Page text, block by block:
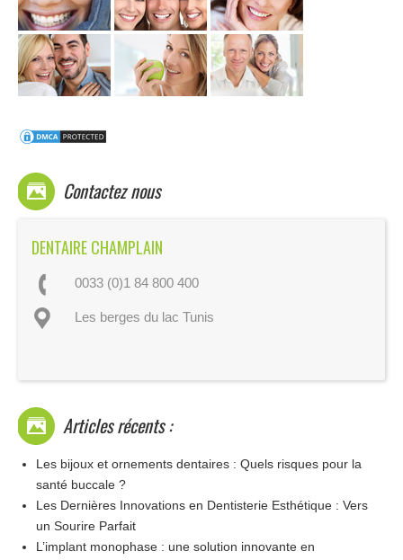
Contactez nous
DENTAIRE CHAMPLAIN
0033 (0)1 84 800 400
Les berges du lac Tunis
Articles récents :
Les bijoux et ornements dentaires : Quels risques pour la
santé buccale ?
Les Dernières Innovations en Dentisterie Esthétique : Vers
un Sourire Parfait
L’implant monophase : une solution innovante en